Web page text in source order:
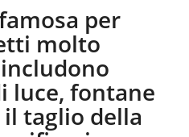
per
molto
luce, fontane
taglio della